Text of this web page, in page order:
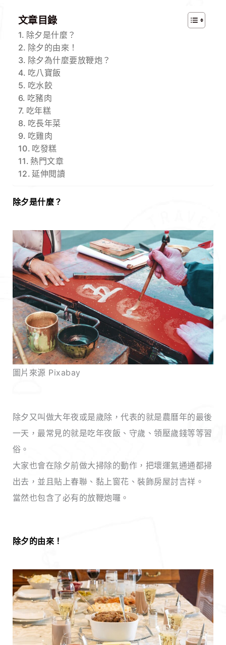
文章目錄
除夕是什麼？
除夕的由來！
除夕為什麼要放鞭炮？
吃八寶飯
吃水餃
吃豬肉
吃年糕
吃長年菜
吃雞肉
吃發糕
熱門文章
延伸閱讀
除夕是什麼？
圖片來源 Pixabay
除夕又叫做大年夜或是歲除，代表的就是農曆年的最後
一天，最常見的就是吃年夜飯、守歲、領壓歲錢等等習
俗。
大家也會在除夕前做大掃除的動作，把壞運氣通通都掃
出去，並且貼上春聯、黏上窗花、裝飾房屋討吉祥。
當然也包含了必有的放鞭炮囉。
除夕的由來！